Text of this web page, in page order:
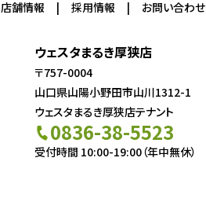
店舗情報 採用情報 お問い合わせ
ウェスタまるき厚狭店
〒757-0004
山口県山陽小野田市山川1312-1
ウェスタまるき厚狭店テナント
0836-38-5523
受付時間 10:00-19:00（年中無休）